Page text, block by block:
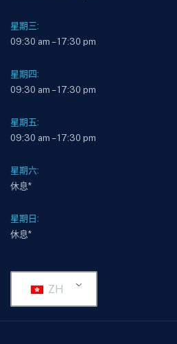
星期三:
09:30 am – 17:30 pm
星期四:
09:30 am – 17:30 pm
星期五:
09:30 am – 17:30 pm
星期六:
休息*
星期日:
休息*
ZH